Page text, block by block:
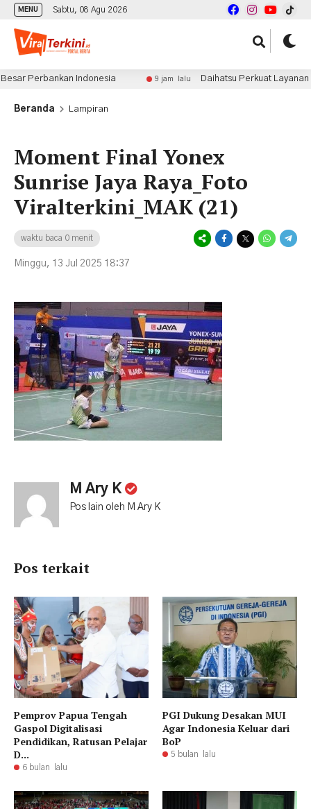
MENU Sabtu, 08 Agu 2026
Perbankan Indonesia 9 jam lalu Daihatsu Perkuat Layanan
Beranda Lampiran
Moment Final Yonex
Sunrise Jaya Raya_Foto
Viralterkini_MAK (21)
waktu baca 0 menit
Minggu, 13 Jul 2025 18:37
M Ary K
Pos lain oleh M Ary K
Pos terkait
Pemprov Papua Tengah
Gaspol Digitalisasi
Pendidikan, Ratusan Pelajar
D...
6 bulan lalu
PGI Dukung Desakan MUI
Agar Indonesia Keluar dari
BoP
5 bulan lalu